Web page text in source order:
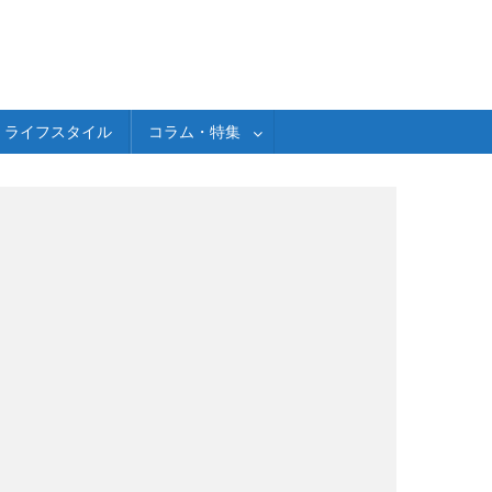
ライフスタイル コラム・特集